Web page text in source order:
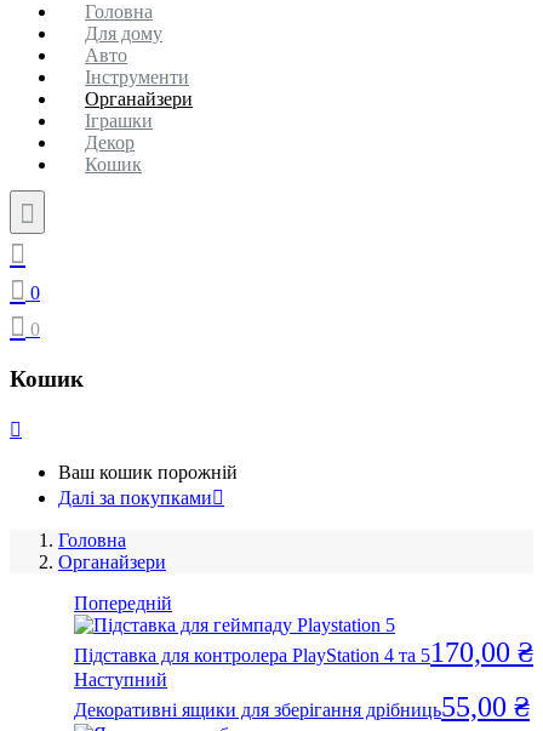
Головна
Для дому
Авто
Інструменти
Органайзери
Іграшки
Декор
Кошик
0
0
Кошик
Ваш кошик порожній
Далі за покупками
Головна
Органайзери
Попередній
Підставка для контролера PlayStation 4 та 5170,00 ₴
Наступний
Декоративні ящики для зберігання дрібниць55,00 ₴